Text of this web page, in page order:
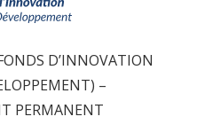
D’INNOVATION
–
PERMANENT